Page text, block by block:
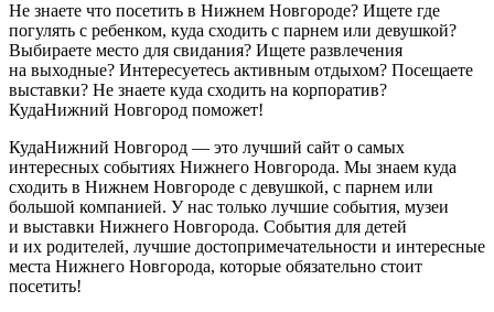
Не знаете что посетить в Нижнем Новгороде? Ищете где
погулять с ребенком, куда сходить с парнем или девушкой?
Выбираете место для свидания? Ищете развлечения
на выходные? Интересуетесь активным отдыхом? Посещаете
выставки? Не знаете куда сходить на корпоратив?
КудаНижний Новгород поможет!
КудаНижний Новгород — это лучший сайт о самых
интересных событиях Нижнего Новгорода. Мы знаем куда
сходить в Нижнем Новгороде с девушкой, с парнем или
большой компанией. У нас только лучшие события, музеи
и выставки Нижнего Новгорода. События для детей
и их родителей, лучшие достопримечательности и интересные
места Нижнего Новгорода, которые обязательно стоит
посетить!